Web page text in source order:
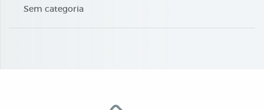
Sem categoria